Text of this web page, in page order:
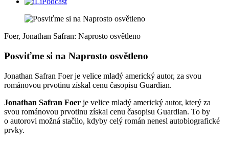
Foer, Jonathan Safran: Naprosto osvětleno
Posviťme si na Naprosto osvětleno
Jonathan Safran Foer je velice mladý americký autor, za svou
románovou prvotinu získal cenu časopisu Guardian.
Jonathan Safran Foer je velice mladý americký autor, který za
svou románovou prvotinu získal cenu časopisu Guardian. To by
o autorovi možná stačilo, kdyby celý román nenesl autobiografické
prvky.